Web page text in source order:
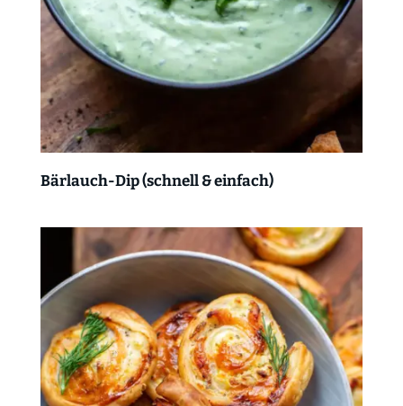
Bärlauch-Dip (schnell & einfach)